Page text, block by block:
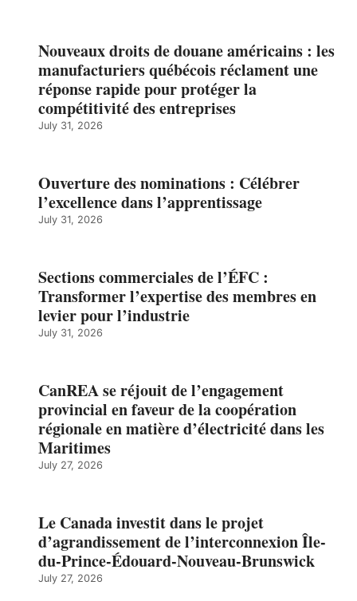
Nouveaux droits de douane américains : les
manufacturiers québécois réclament une
réponse rapide pour protéger la
compétitivité des entreprises
July 31, 2026
Ouverture des nominations : Célébrer
l’excellence dans l’apprentissage
July 31, 2026
Sections commerciales de l’ÉFC :
Transformer l’expertise des membres en
levier pour l’industrie
July 31, 2026
CanREA se réjouit de l’engagement
provincial en faveur de la coopération
régionale en matière d’électricité dans les
Maritimes
July 27, 2026
Le Canada investit dans le projet
d’agrandissement de l’interconnexion Île-
du-Prince-Édouard-Nouveau-Brunswick
July 27, 2026